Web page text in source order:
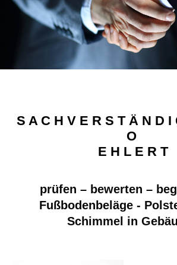
S A C H V E R S T Ä N D I
O
E H L E R T
prüfen – bewerten –
Fußbodenbeläge -
Schimmel in